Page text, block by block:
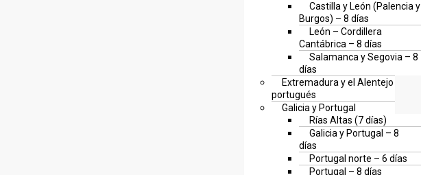
Castilla y León (Palencia y
Burgos) – 8 días
León – Cordillera
Cantábrica – 8 días
Salamanca y Segovia – 8
días
Extremadura y el Alentejo
portugués
Galicia y Portugal
Rías Altas (7 días)
Galicia y Portugal – 8
días
Portugal norte – 6 días
Portugal – 8 días